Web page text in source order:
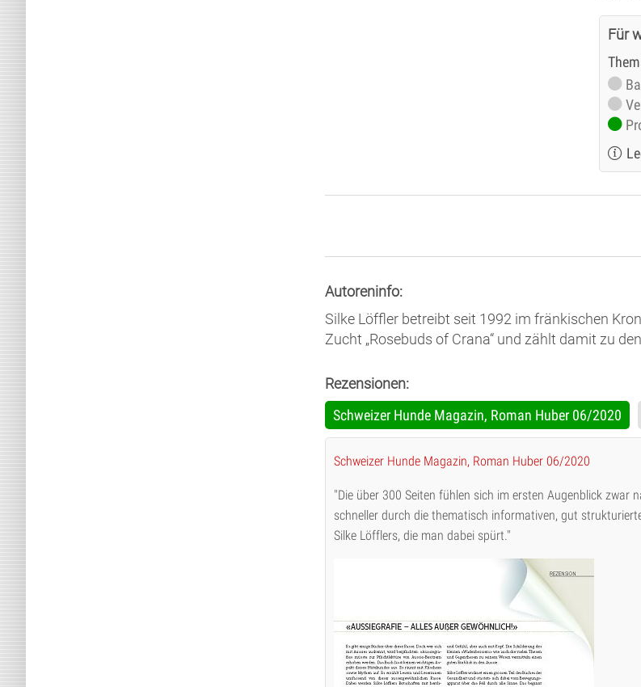
Für
Autoreninfo:
Silke Löffler betreibt seit 1992 im fränkischen
Zucht „Rosebuds of Crana“ und zählt damit zu
Rezensionen:
Schweizer Hunde Magazin, Roman Huber 06/2020
Schweizer Hunde Magazin, Roman Huber 06/2020
"Die über 300 Seiten fühlen sich im ersten Augenblick
schneller durch die thematisch informativen, gut
Silke Löfflers, die man dabei spürt."